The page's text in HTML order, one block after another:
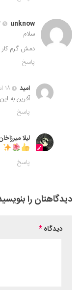
unknow
سلام
دمش گرم
پاسخ
امید
۱۸ اسفند, ۱۳۹۸ در ۳:۲۹ ب٫ظ
آفرین به
پاسخ
لیلا
پاسخ
دیدگاهتان را
دیدگاه*